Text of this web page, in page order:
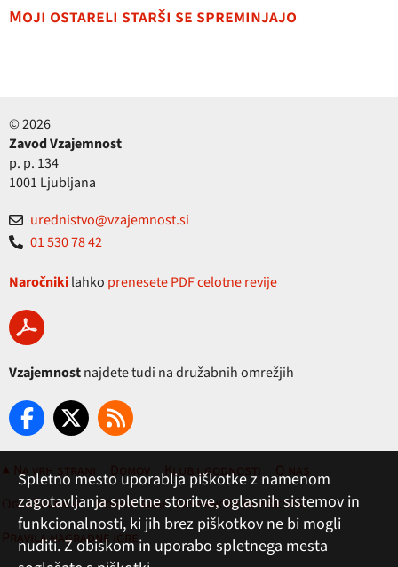
Moji ostareli starši se spreminjajo
© 2026
Zavod Vzajemnost
p. p. 134
1001 Ljubljana
urednistvo@vzajemnost.si
01 530 78 42
Naročnikilahko prenesete PDF celotne revije
Vzajemnostnajdete tudi na družabnih omrežjih
▲ Na vrh strani Domov Klub ugodnosti
O nas
Oglaševanje
Pogoji rabe, zasebnost in piškotki
Pravila nagradne igre
Spletno mesto uporablja piškotke z namenom
zagotavljanja spletne storitve, oglasnih sistemov in
funkcionalnosti, ki jih brez piškotkov ne bi mogli
nuditi. Z obiskom in uporabo spletnega mesta